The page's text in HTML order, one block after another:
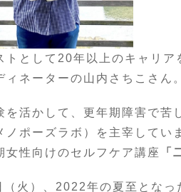
トとして20年以上のキャリ
ィネーターの山内さちこさん。
を活かして、更年期障害で苦
ノポーズラボ）を主宰して
女性向けのセルフケア講座
「
火）、2022年の夏至となっ